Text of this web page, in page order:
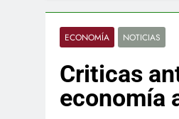
ECONOMÍA NOTICIAS
Criticas
economía